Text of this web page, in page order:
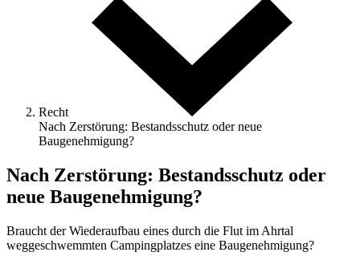
Recht
Nach Zerstörung: Bestandsschutz oder neue
Baugenehmigung?
Nach Zerstörung: Bestandsschutz oder
neue Baugenehmigung?
Braucht der Wiederaufbau eines durch die Flut im Ahrtal
weggeschwemmten Campingplatzes eine Baugenehmigung?